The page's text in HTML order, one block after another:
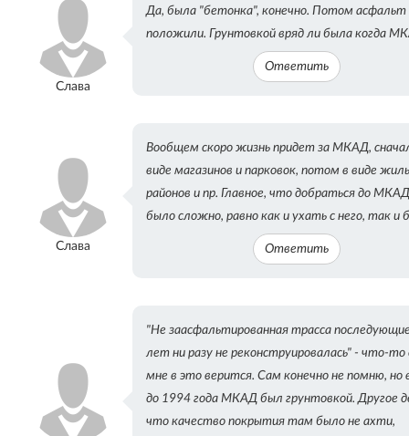
Слава
Да, была "бетонка", конечно. Потом асфальт
положили. Грунтовкой вряд ли была когда
Ответить
Слава
Вообщем скоро жизнь придет за МКАД,
виде магазинов и парковок, потом в виде
районов и пр. Главное, что добраться до
было сложно, равно как и ухать с него, так и
Ответить
"Не заасфальтированная трасса
лет ни разу не реконструировалась" - что-то
мне в это верится. Сам конечно не помню, но
до 1994 года МКАД был грунтовкой. Другое
что качество покрытия там было не ахти,